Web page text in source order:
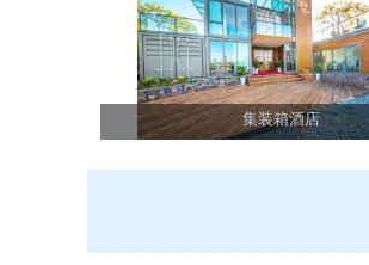
集装箱酒店